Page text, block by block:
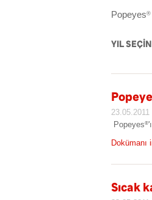
Popeyes®
YIL
23.05.2011
Popeyes®
Dokümanı
Sıcak